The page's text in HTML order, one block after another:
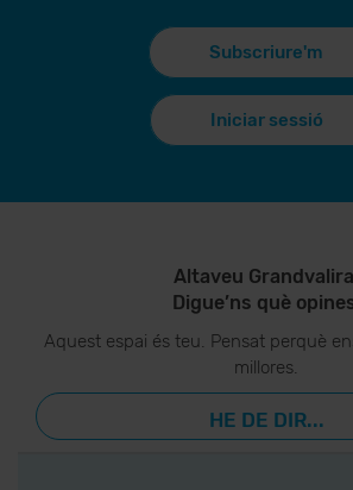
Subscriure'm
Iniciar sessió
Altaveu
Digue’ns què
Aquest espai és teu. Pensat perquè
millores.
HE DE DIR...